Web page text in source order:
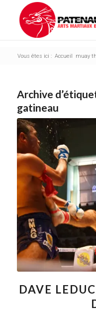
Vous êtes ici : Accueil muay
Archive
gatineau
DAVE